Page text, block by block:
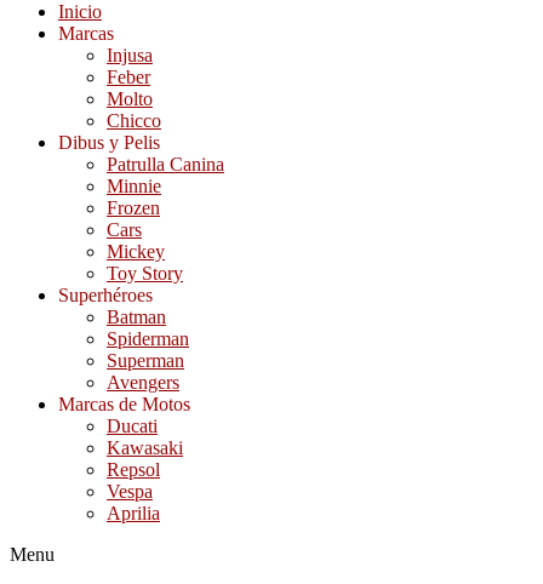
Inicio
Marcas
Injusa
Feber
Molto
Chicco
Dibus y Pelis
Patrulla Canina
Minnie
Frozen
Cars
Mickey
Toy Story
Superhéroes
Batman
Spiderman
Superman
Avengers
Marcas de Motos
Ducati
Kawasaki
Repsol
Vespa
Aprilia
Menu